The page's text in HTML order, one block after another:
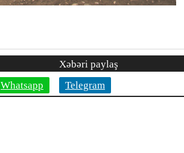
Xəbəri paylaş
Whatsapp Telegram